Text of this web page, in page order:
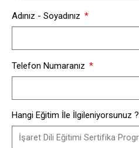
Adınız - Soyadınız
Telefon Numaranız
Hangi Eğitim İle İlgileniyorsunuz ?